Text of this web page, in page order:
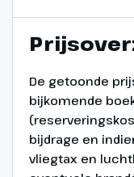
De getoonde
bijkomende
bijdrage en
vliegtax en